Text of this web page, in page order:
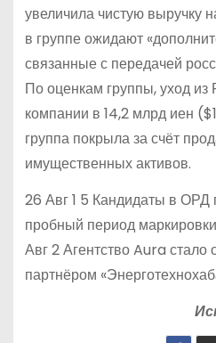
увеличила чистую выручку
в группе ожидают
связанные с передачей
По оценкам группы, уход
компании в 14,2 млрд иен
группа покрыла за счёт
имущественных активов.
26 Авг 1 5 Кандидаты в
пробный период
Авг 2 Агентство Aura
партнёром